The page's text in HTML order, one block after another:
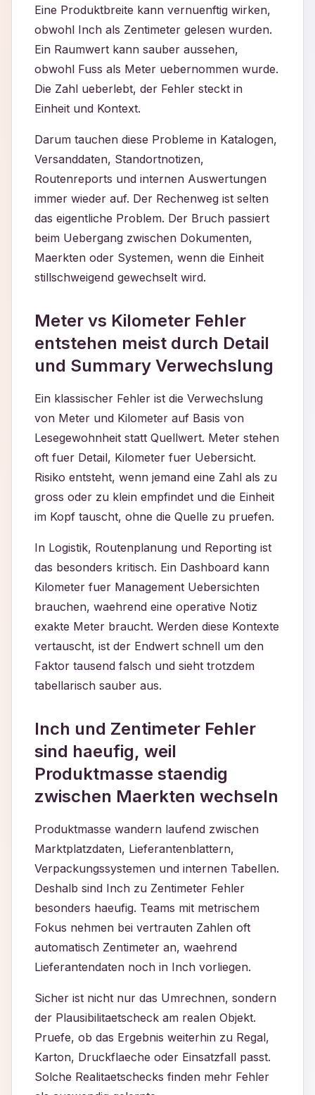
Eine Produktbreite kann vernuenftig wirken,
obwohl Inch als Zentimeter gelesen wurden.
Ein Raumwert kann sauber aussehen,
obwohl Fuss als Meter uebernommen wurde.
Die Zahl ueberlebt, der Fehler steckt in
Einheit und Kontext.
Darum tauchen diese Probleme in Katalogen,
Versanddaten, Standortnotizen,
Routenreports und internen Auswertungen
immer wieder auf. Der Rechenweg ist selten
das eigentliche Problem. Der Bruch passiert
beim Uebergang zwischen Dokumenten,
Maerkten oder Systemen, wenn die Einheit
stillschweigend gewechselt wird.
Meter vs Kilometer Fehler
entstehen meist durch Detail
und Summary Verwechslung
Ein klassischer Fehler ist die Verwechslung
von Meter und Kilometer auf Basis von
Lesegewohnheit statt Quellwert. Meter stehen
oft fuer Detail, Kilometer fuer Uebersicht.
Risiko entsteht, wenn jemand eine Zahl als zu
gross oder zu klein empfindet und die Einheit
im Kopf tauscht, ohne die Quelle zu pruefen.
In Logistik, Routenplanung und Reporting ist
das besonders kritisch. Ein Dashboard kann
Kilometer fuer Management Uebersichten
brauchen, waehrend eine operative Notiz
exakte Meter braucht. Werden diese Kontexte
vertauscht, ist der Endwert schnell um den
Faktor tausend falsch und sieht trotzdem
tabellarisch sauber aus.
Inch und Zentimeter Fehler
sind haeufig, weil
Produktmasse staendig
zwischen Maerkten wechseln
Produktmasse wandern laufend zwischen
Marktplatzdaten, Lieferantenblattern,
Verpackungssystemen und internen Tabellen.
Deshalb sind Inch zu Zentimeter Fehler
besonders haeufig. Teams mit metrischem
Fokus nehmen bei vertrauten Zahlen oft
automatisch Zentimeter an, waehrend
Lieferantendaten noch in Inch vorliegen.
Sicher ist nicht nur das Umrechnen, sondern
der Plausibilitaetscheck am realen Objekt.
Pruefe, ob das Ergebnis weiterhin zu Regal,
Karton, Druckflaeche oder Einsatzfall passt.
Solche Realitaetschecks finden mehr Fehler